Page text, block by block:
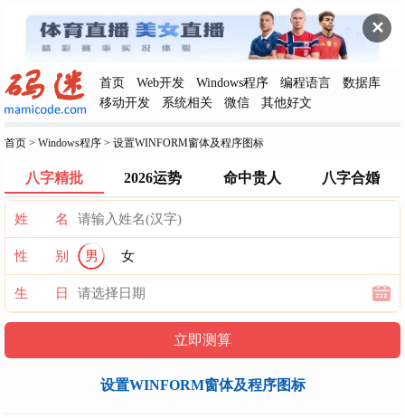
✕
首页 Web开发 Windows程序 编程语言
数据库
移动开发
系统相关 微信 其他好文
首页 > Windows程序 > 设置WINFORM窗体及程序图标
八字精批 2026运势 命中贵人 八字合婚
姓 名
性 别 男 女
生 日
设置WINFORM窗体及程序图标